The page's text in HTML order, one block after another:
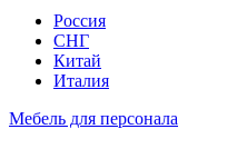
Россия
СНГ
Китай
Италия
Мебель для персонала